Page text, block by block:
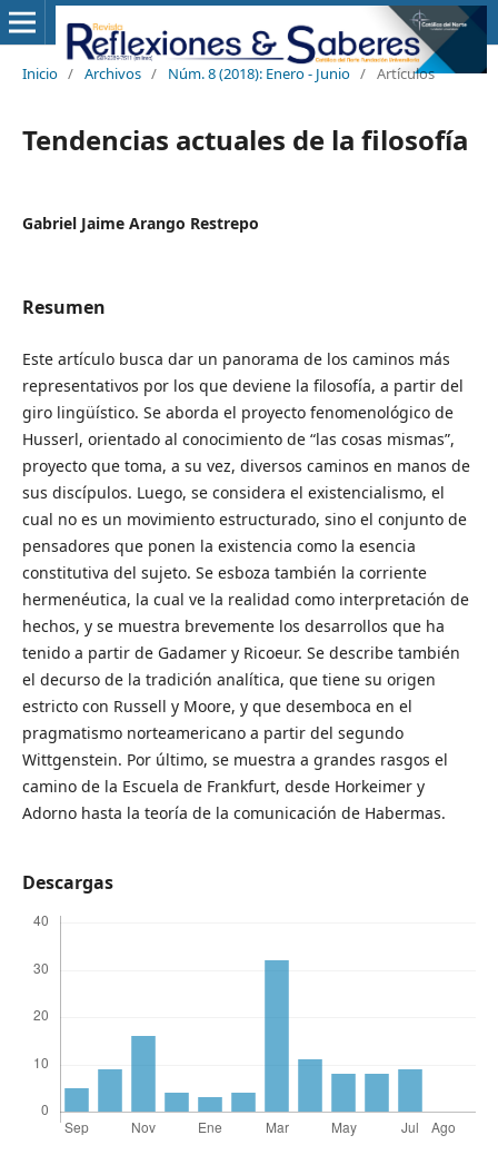
Inicio / Archivos / Núm. 8 (2018): Enero - Junio / Artículos
Tendencias actuales de la filosofía
Gabriel Jaime Arango Restrepo
Resumen
Este artículo busca dar un panorama de los caminos más
representativos por los que deviene la filosofía, a partir del
giro lingüístico. Se aborda el proyecto fenomenológico de
Husserl, orientado al conocimiento de “las cosas mismas”,
proyecto que toma, a su vez, diversos caminos en manos de
sus discípulos. Luego, se considera el existencialismo, el
cual no es un movimiento estructurado, sino el conjunto de
pensadores que ponen la existencia como la esencia
constitutiva del sujeto. Se esboza también la corriente
hermenéutica, la cual ve la realidad como interpretación de
hechos, y se muestra brevemente los desarrollos que ha
tenido a partir de Gadamer y Ricoeur. Se describe también
el decurso de la tradición analítica, que tiene su origen
estricto con Russell y Moore, y que desemboca en el
pragmatismo norteamericano a partir del segundo
Wittgenstein. Por último, se muestra a grandes rasgos el
camino de la Escuela de Frankfurt, desde Horkeimer y
Adorno hasta la teoría de la comunicación de Habermas.
Descargas